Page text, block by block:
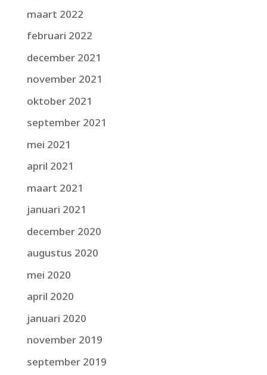
maart 2022
februari 2022
december 2021
november 2021
oktober 2021
september 2021
mei 2021
april 2021
maart 2021
januari 2021
december 2020
augustus 2020
mei 2020
april 2020
januari 2020
november 2019
september 2019